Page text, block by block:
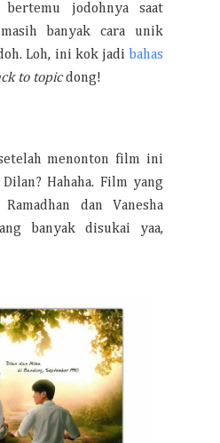
jodohnya saat
banyak cara unik
Loh, ini kok jadi bahas
to topicdong!
menonton film ini
Hahaha. Film yang
dan Vanesha
banyak disukai yaa,